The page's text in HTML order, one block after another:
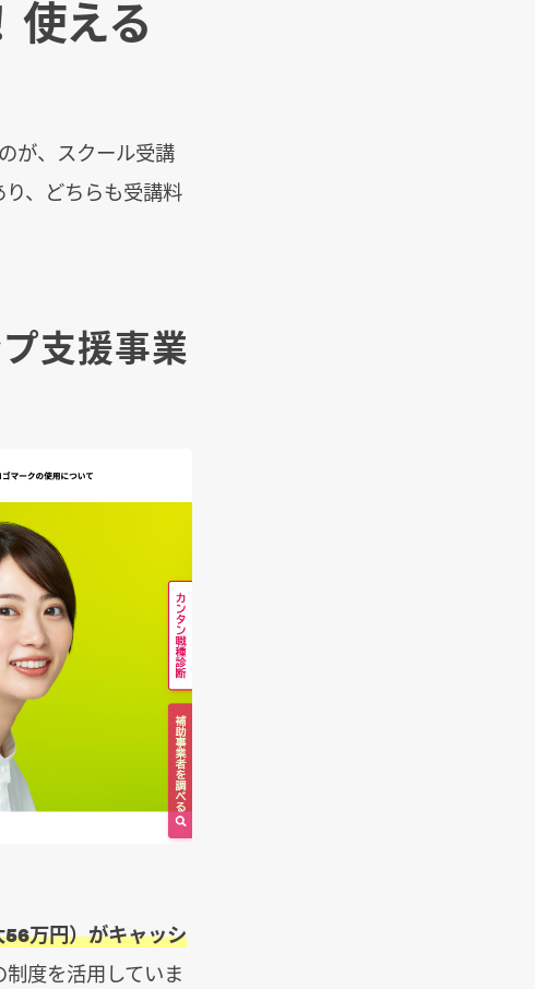
える
が、スクール受講
、どちらも受講料
支援事業
万円）がキャッシ
度を活用していま